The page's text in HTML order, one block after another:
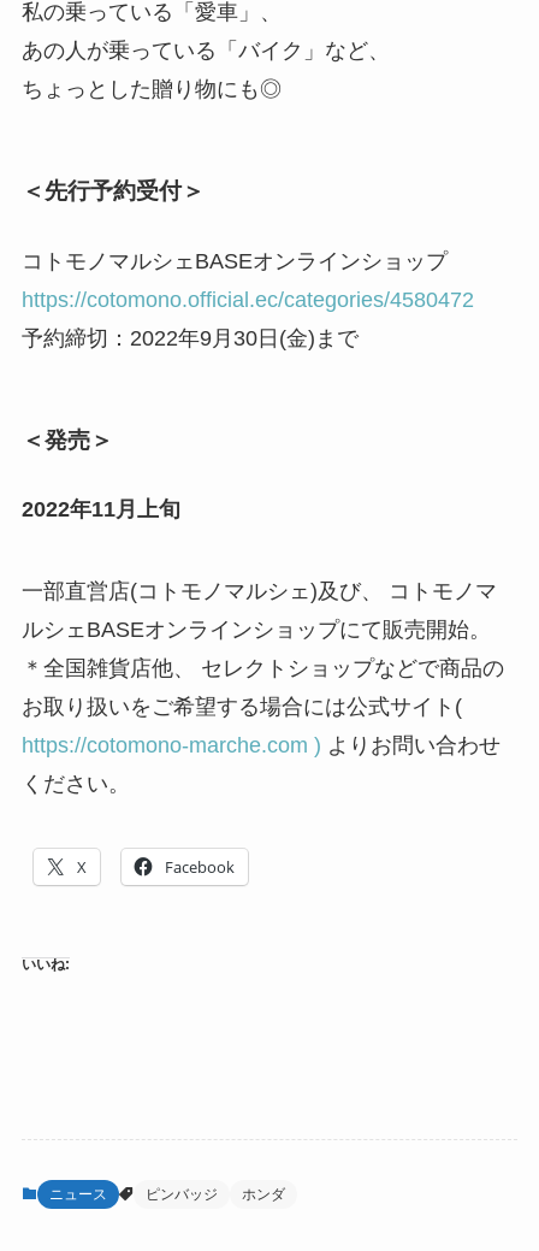
私の乗っている「愛車」、
あの人が乗っている「バイク」など、
ちょっとした贈り物にも◎
＜先行予約受付＞
コトモノマルシェBASEオンラインショップ
https://cotomono.official.ec/categories/4580472
予約締切：2022年9月30日(金)まで
＜発売＞
2022年11月上旬
一部直営店(コトモノマルシェ)及び、 コトモノマ
ルシェBASEオンラインショップにて販売開始。
＊全国雑貨店他、 セレクトショップなどで商品の
お取り扱いをご希望する場合には公式サイト(
https://cotomono-marche.com ) よりお問い合わせ
ください。
X Facebook
いいね:
ニュース ピンバッジ ホンダ